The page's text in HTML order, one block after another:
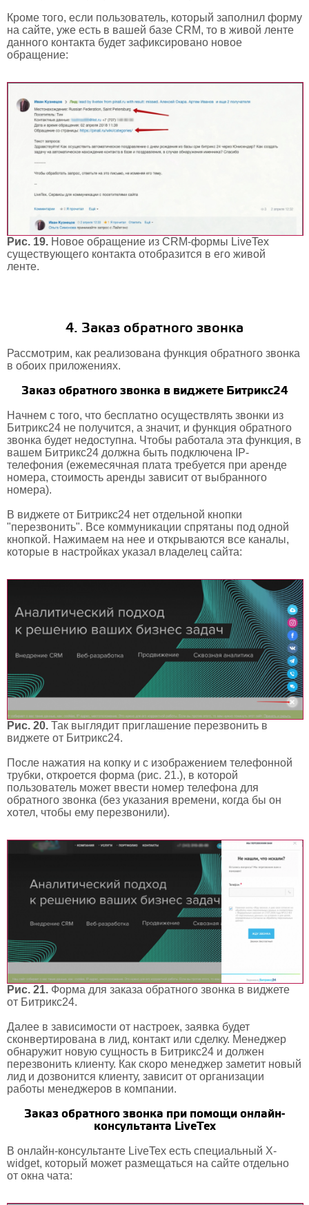
Кроме того, если пользователь, который заполнил форму
на сайте, уже есть в вашей базе CRM, то в живой ленте
данного контакта будет зафиксировано новое
обращение:
Рис. 19. Новое обращение из CRM-формы LiveTex
существующего контакта отобразится в его живой
ленте.
4. Заказ обратного звонка
Рассмотрим, как реализована функция обратного звонка
в обоих приложениях.
Заказ обратного звонка в виджете Битрикс24
Начнем с того, что бесплатно осуществлять звонки из
Битрикс24 не получится, а значит, и функция обратного
звонка будет недоступна. Чтобы работала эта функция, в
вашем Битрикс24 должна быть подключена IP-
телефония (ежемесячная плата требуется при аренде
номера, стоимость аренды зависит от выбранного
номера).
В виджете от Битрикс24 нет отдельной кнопки
"перезвонить". Все коммуникации спрятаны под одной
кнопкой. Нажимаем на нее и открываются все каналы,
которые в настройках указал владелец сайта:
Рис. 20. Так выглядит приглашение перезвонить в
виджете от Битрикс24.
После нажатия на копку и с изображением телефонной
трубки, откроется форма (рис. 21.), в которой
пользователь может ввести номер телефона для
обратного звонка (без указания времени, когда бы он
хотел, чтобы ему перезвонили).
Рис. 21. Форма для заказа обратного звонка в виджете
от Битрикс24.
Далее в зависимости от настроек, заявка будет
сконвертирована в лид, контакт или сделку. Менеджер
обнаружит новую сущность в Битрикс24 и должен
перезвонить клиенту. Как скоро менеджер заметит новый
лид и дозвонится клиенту, зависит от организации
работы менеджеров в компании.
Заказ обратного звонка при помощи онлайн-
консультанта LiveTex
В онлайн-консультанте LiveTex есть специальный X-
widget, который может размещаться на сайте отдельно
от окна чата: